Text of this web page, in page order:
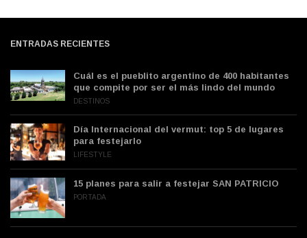
ENTRADAS RECIENTES
Cuál es el pueblito argentino de 400 habitantes
que compite por ser el más lindo del mundo
DESTINOS
Día Internacional del vermut: top 5 de lugares
para festejarlo
LIFESTYLE
15 planes para salir a festejar SAN PATRICIO
PORTADA